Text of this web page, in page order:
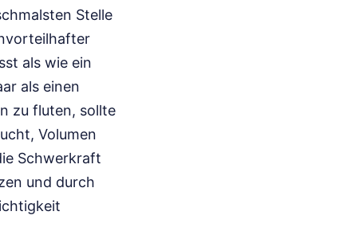
Stelle
als wie ein
als einen
zu fluten, sollte
Volumen
Schwerkraft
und durch